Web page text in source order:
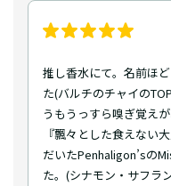
推し香水にて。名前ほ
た(バルチのチャイの
うもうっすら嗅ぎ覚え
『飄々とした食えない
だいたPenhaligon’sの
た。(シナモン・サフラ